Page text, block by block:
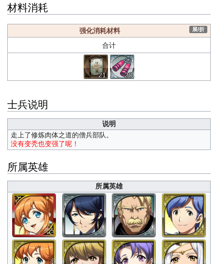
材料消耗
强化消耗材料 展/折
合计
21 20
士兵说明
说明
走上了修炼肉体之道的僧兵部队。
没有变秃也变强了呢！
所属英雄
所属英雄